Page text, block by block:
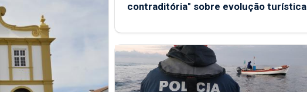
contraditória" sobre evolução turística